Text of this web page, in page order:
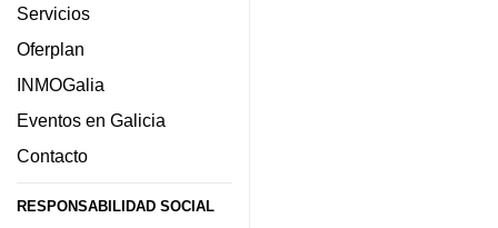
Servicios
Oferplan
INMOGalia
Eventos en Galicia
Contacto
RESPONSABILIDAD SOCIAL